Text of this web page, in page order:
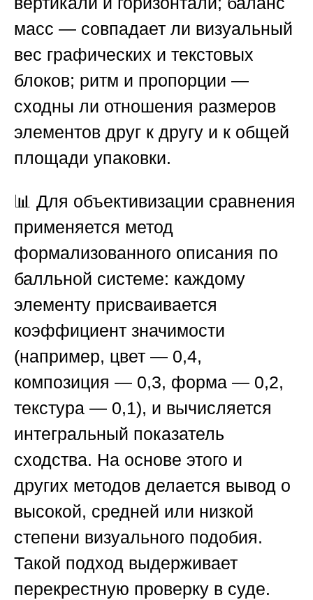
масс — совпадает ли визуальный
вес графических и текстовых
блоков; ритм и пропорции —
сходны ли отношения размеров
элементов друг к другу и к общей
площади упаковки.
📊 Для объективизации сравнения
применяется метод
формализованного описания по
балльной системе: каждому
элементу присваивается
коэффициент значимости
(например, цвет — 0,4,
композиция — 0,3, форма — 0,2,
текстура — 0,1), и вычисляется
интегральный показатель
сходства. На основе этого и
других методов делается вывод о
высокой, средней или низкой
степени визуального подобия.
Такой подход выдерживает
перекрестную проверку в суде.